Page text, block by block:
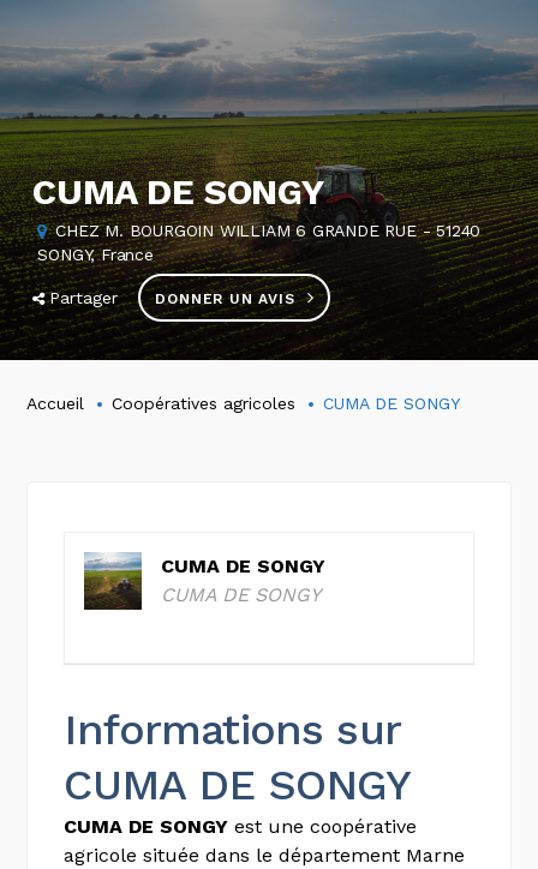
CUMA DE SONGY
CHEZ M. BOURGOIN WILLIAM 6 GRANDE RUE - 51240
SONGY, France
Partager DONNER UN AVIS
Accueil Coopératives agricoles CUMA DE SONGY
CUMA DE SONGY
CUMA DE SONGY
Informations sur
CUMA DE SONGY
CUMA DE SONGY est une coopérative
agricole située dans le département Marne